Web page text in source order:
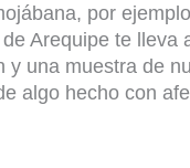
por
Arequipe te
una muestra de
algo hecho con